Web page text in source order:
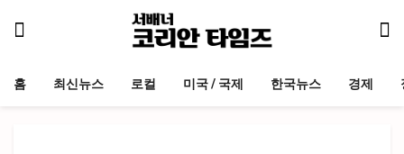
홈 최신뉴스 로컬 미국 / 국제 한국뉴스 경제